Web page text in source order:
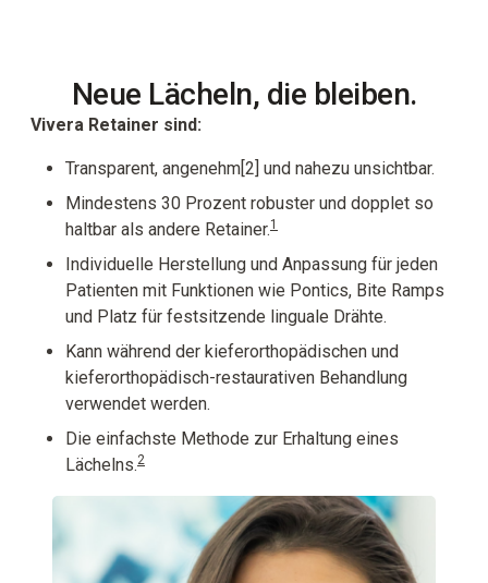
Neue Lächeln, die bleiben.
Vivera Retainer sind:
Transparent, angenehm[2] und nahezu unsichtbar.
Mindestens 30 Prozent robuster und dopplet so
haltbar als andere Retainer.1
Individuelle Herstellung und Anpassung für jeden
Patienten mit Funktionen wie Pontics, Bite Ramps
und Platz für festsitzende linguale Drähte.
Kann während der kieferorthopädischen und
kieferorthopädisch-restaurativen Behandlung
verwendet werden.
Die einfachste Methode zur Erhaltung eines
Lächelns.2